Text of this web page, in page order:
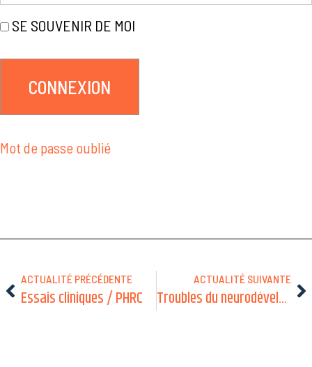
SE SOUVENIR DE MOI
Mot de passe oublié
ACTUALITÉ PRÉCÉDENTE
Essais cliniques / PHRC
ACTUALITÉ SUIVANTE
Troubles du neurodéveloppement et cognition – Groupes de travail et liens utiles